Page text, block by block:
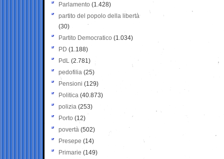
Parlamento (1.428)
partito del popolo della libertà
(30)
Partito Democratico (1.034)
PD (1.188)
PdL (2.781)
pedofilia (25)
Pensioni (129)
Politica (40.873)
polizia (253)
Porto (12)
povertà (502)
Presepe (14)
Primarie (149)